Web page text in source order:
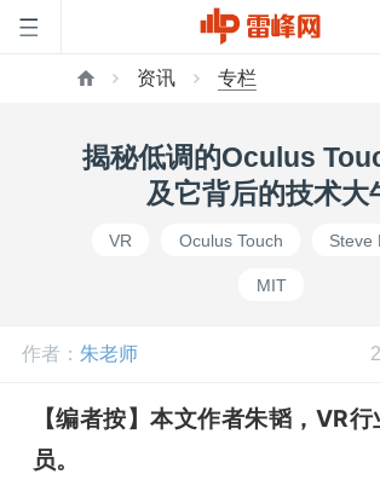
资讯 专栏
揭秘低调的Oculus
及它背后的技术大
VR Oculus Touch Steve
MIT
作者： 朱老师
【编者按】本文作者朱韬，VR
员。